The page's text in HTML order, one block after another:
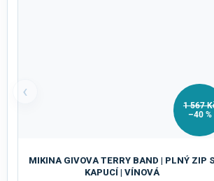
‹
1 567
–40 %
MIKINA GIVOVA TERRY BAND | PLNÝ ZIP S
KAPUCÍ | VÍNOVÁ